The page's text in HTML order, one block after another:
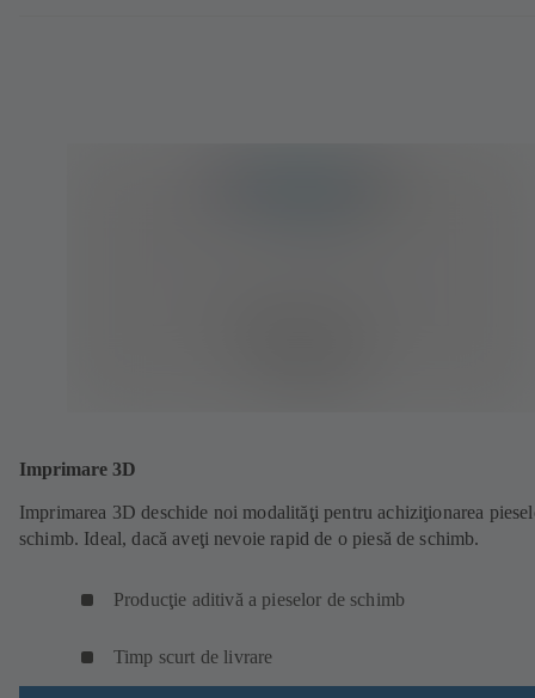
Imprimare 3D
Imprimarea 3D deschide noi modalităţi pentru achiziţionarea
schimb. Ideal, dacă aveţi nevoie rapid de o piesă de schimb.
Producţie aditivă a pieselor de schimb
Timp scurt de livrare